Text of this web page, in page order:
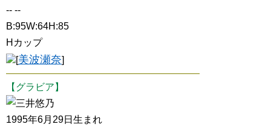
-- --
B:95W:64H:85
Hカップ
[美波瀬奈]
【グラビア】
三井悠乃
1995年6月29日生まれ